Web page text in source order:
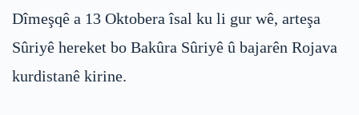
Dîmeşqê a 13 Oktobera îsal ku li gur wê, arteşa
Sûriyê hereket bo Bakûra Sûriyê û bajarên Rojava
kurdistanê kirine.